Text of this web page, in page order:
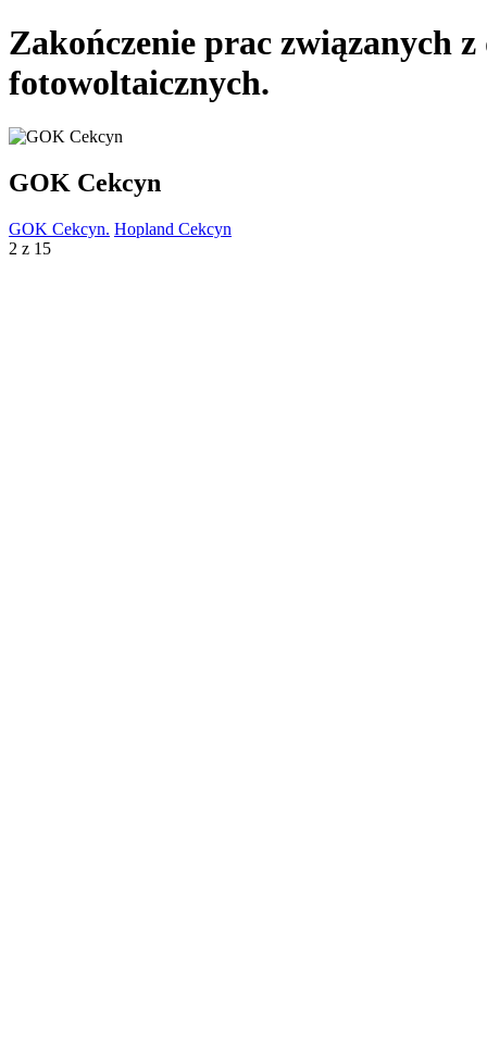
Zakończenie prac związanych
fotowoltaicznych.
GOK Cekcyn
GOK Cekcyn. Hopland Cekcyn
2 z 15